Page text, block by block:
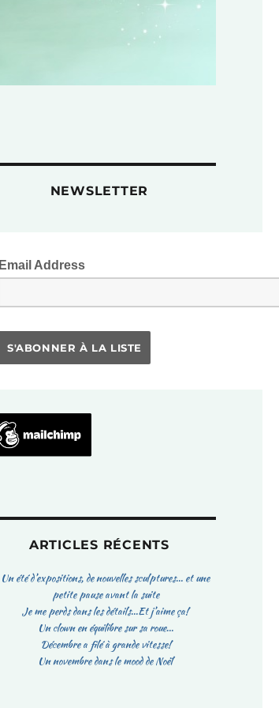
NEWSLETTER
Email Address
ARTICLES RÉCENTS
Un été d’expositions, de nouvelles sculptures… et une
petite pause avant la suite
Je me perds dans les détails…Et j’aime ça!
Un clown en équilibre sur sa roue…
Décembre a filé à grande vitesse!
Un novembre dans le mood de Noël